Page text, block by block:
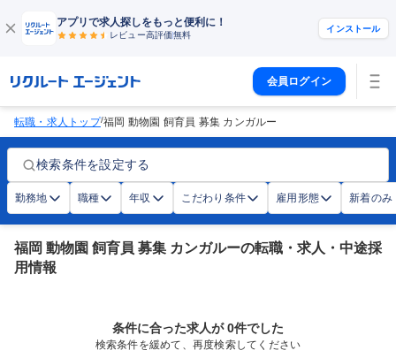
アプリで求人探しをもっと便利に！
レビュー高評価無料
インストール
会員ログイン
転職・求人トップ/福岡 動物園 飼育員 募集 カンガルー
検索条件を設定する
勤務地 職種 年収 こだわり条件 雇用形態 新着のみ
福岡 動物園 飼育員 募集 カンガルーの転職・求人・中途採
用情報
条件に合った求人が 0件でした
検索条件を緩めて、再度検索してください